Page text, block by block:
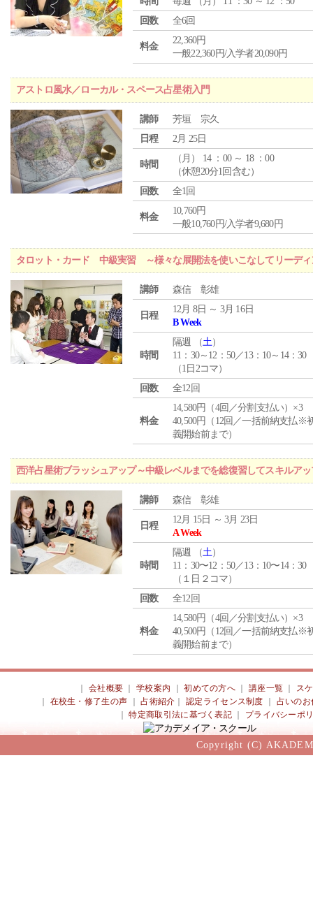
回数
全6回
料金
22,360円
一般22,360円/入学者20,090円
アストロ風水／ローカル・スペース占星術入門
講師
芳垣 宗久
日程
2月 25日
時間
（ 月 ） 14 ：00 ～ 18 ：00
（休憩20分1回含む）
回数
全1回
料金
10,760円
一般10,760円/入学者9,680円
タロット・カード 中級実習 ～様々な展開法を使いこなしてリーディ
講師 森信 彰雄
日程
12月 8日 ～ 3月 16日
B Week
時間
隔週 （土）
11：30～12：50／13：10～14：30
（1日2コマ）
回数
全12回
料金
14,580円（4回／分割支払い）×3
40,500円（12回／一括前納支払※
義開始前まで）
西洋占星術ブラッシュアップ～中級レベルまでを総復習してスキルア
講師 森信 彰雄
日程
12月 15日 ～ 3月 23日
A Week
時間
隔週 （土）
11：30〜12：50／13：10〜14：30
（１日２コマ）
回数
全12回
料金
14,580円（4回／分割支払い）×3
40,500円（12回／一括前納支払※
義開始前まで）
会社概要 ｜学校案内 ｜初めての方へ 講座一覧
ス
在校生・修了生の声 ｜占術紹介 ｜認定ライセンス制度
占いのお
｜特定商取引法に基づく表記 プライバシーポ
Copyright (C)